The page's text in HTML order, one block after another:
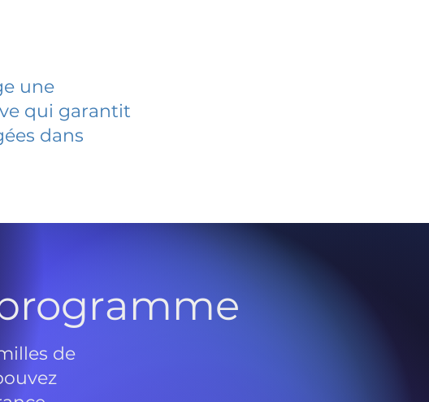
une
qui garantit
dans
de